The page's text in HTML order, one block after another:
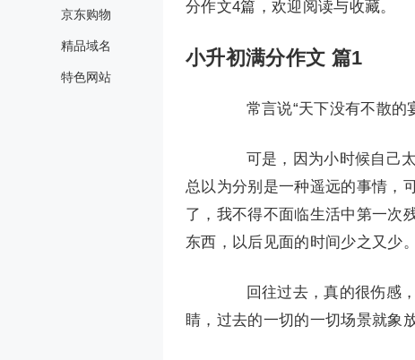
京东购物
精品域名
特色网站
分作文4篇，欢迎阅读与收藏。
小升初满分作文 篇1
常言说“天下没有不散的宴
可是，因为小时候自己太
总以为分别是一种遥远的事情，
了，我不得不面临生活中第一
东西，以后见面的时间少之又少。
回往过去，真的很伤感，
睛，过去的一切的一切场景就